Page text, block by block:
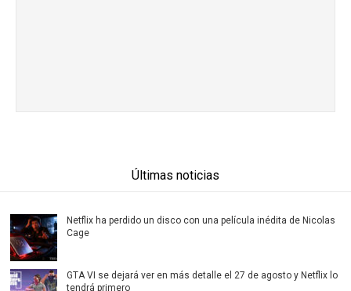
Últimas noticias
Netflix ha perdido un disco con una película inédita de Nicolas
Cage
GTA VI se dejará ver en más detalle el 27 de agosto y Netflix lo
tendrá primero